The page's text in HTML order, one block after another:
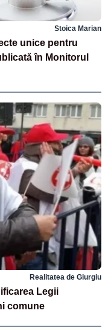
Stoica Marian
unice pentru
în Monitorul
Realitatea de Giurgiu
Legii
comune